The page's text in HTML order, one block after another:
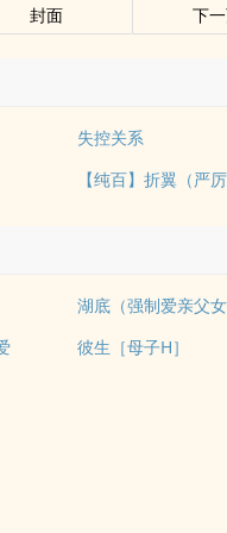
封面 下
失控关系
湖底（强制爱亲父女
彼生［母子H］